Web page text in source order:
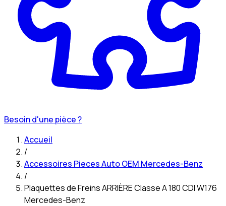
Besoin d'une pièce ?
Accueil
/
Accessoires Pieces Auto OEM Mercedes-Benz
/
Plaquettes de Freins ARRIÈRE Classe A 180 CDI W176
Mercedes-Benz